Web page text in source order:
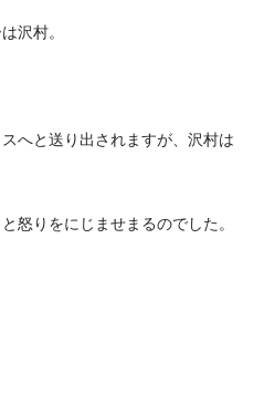
沢村。
へと送り出されますが、沢村は
怒りをにじませまるのでした。